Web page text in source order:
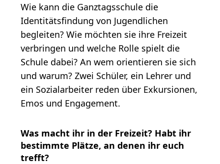
Wie kann die Ganztagsschule die
Identitätsfindung von Jugendlichen
begleiten? Wie möchten sie ihre Freizeit
verbringen und welche Rolle spielt die
Schule dabei? An wem orientieren sie sich
und warum? Zwei Schüler, ein Lehrer und
ein Sozialarbeiter reden über Exkursionen,
Emos und Engagement.
Was macht ihr in der Freizeit? Habt ihr
bestimmte Plätze, an denen ihr euch
trefft?